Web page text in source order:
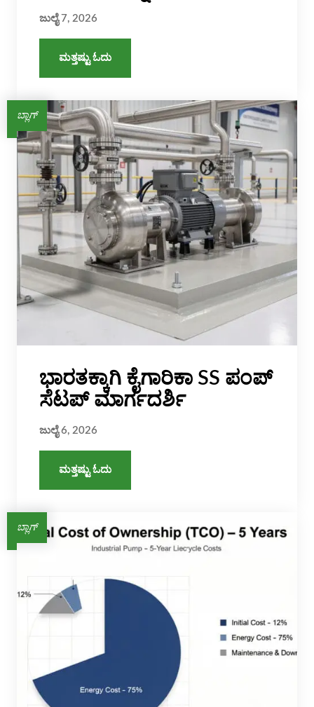
ಜುಲೈ 7, 2026
ಮತ್ತಷ್ಟು ಓದು
ಬ್ಲಾಗ್
ಭಾರತಕ್ಕಾಗಿ ಕೈಗಾರಿಕಾ SS ಪಂಪ್
ಸೆಟಪ್ ಮಾರ್ಗದರ್ಶಿ
ಜುಲೈ 6, 2026
ಮತ್ತಷ್ಟು ಓದು
ಬ್ಲಾಗ್